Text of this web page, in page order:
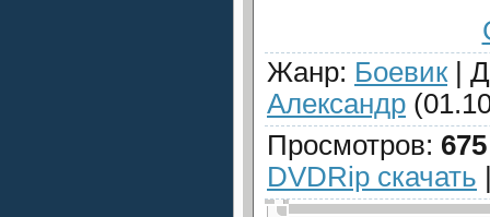
Жанр: Боевик |
Александр
Просмотров: 675
DVDRip скачать